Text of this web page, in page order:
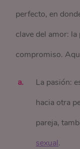
perfecto, en
clave del amor:
compromiso.
La pasión:
hacia otra
pareja,
sexual.